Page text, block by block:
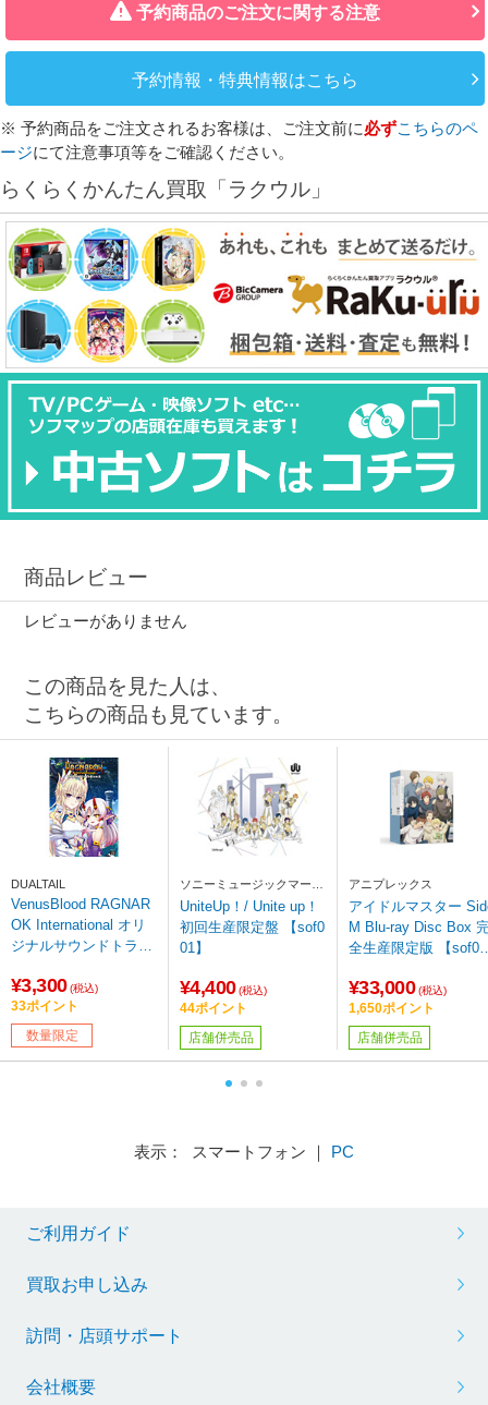
予約商品のご注文に関する注意
予約情報・特典情報はこちら
※ 予約商品をご注文されるお客様は、ご注文前に必ずこちらのペ
ージにて注意事項等をご確認ください。
らくらくかんたん買取「ラクウル」
商品レビュー
レビューがありません
この商品を見た人は、
こちらの商品も見ています。
DUALTAIL
VenusBlood RAGNAR
OK International オリ
ジナルサウンドトラッ
¥3,300 (税込)
33ポイント
数量限定
ソニーミュージックマーケ
ティング
UniteUp！/ Unite up！
初回生産限定盤 【sof0
01】
¥4,400 (税込)
44ポイント
店舗併売品
アニプレックス
アイドルマスター
M Blu-ray Disc Box
全生産限定版 【sof00
¥33,000 (税込)
1,650ポイント
店舗併売品
表示： スマートフォン ｜ PC
ご利用ガイド
買取お申し込み
訪問・店頭サポート
会社概要